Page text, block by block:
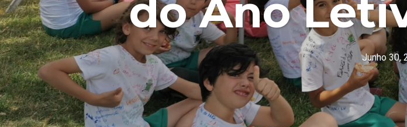
do Ano
Junho 30,